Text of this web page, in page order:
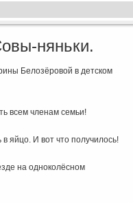
няньки.
Белозёровой в детском
всем членам семьи!
яйцо. И вот что получилось!
на одноколёсном